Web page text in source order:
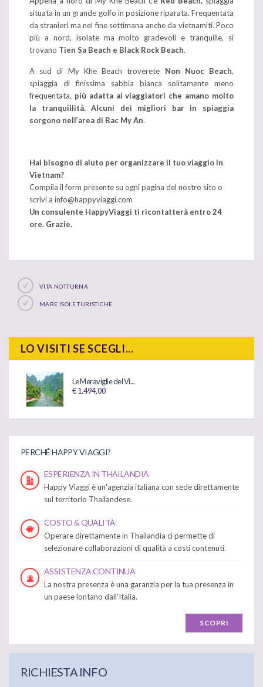
situata in un grande golfo in posizione riparata. Frequentata
da stranieri ma nel fine settimana anche da vietnamiti. Poco
più a nord, isolate ma molto gradevoli e tranquille, si
trovano Tien Sa Beach e Black Rock Beach.
A sud di My Khe Beach troverete Non Nuoc Beach,
spiaggia di finissima sabbia bianca solitamente meno
frequentata, più adatta ai viaggiatori che amano molto
la tranquillità.Alcuni dei migliori bar in spiaggia
sorgono nell’area di Bac My An.
Hai bisogno di aiuto per organizzare il tuo viaggio in
Vietnam?
Compila il form presente su ogni pagina del nostro sito o
scrivi a info@happyviaggi.com
Un consulente HappyViaggi ti ricontatterà entro 24
ore. Grazie.
VITA NOTTURNA
MARE ISOLE TURISTICHE
LO VISITI SE SCEGLI...
Le Meraviglie del Vi...
€ 1.494,00
PERCHÉ HAPPY VIAGGI?
ESPERIENZA IN THAILANDIA
Happy Viaggi è un'agenzia italiana con sede direttamente
sul territorio Thailandese.
COSTO & QUALITÀ
Operare direttamente in Thailandia ci permette di
selezionare collaborazioni di qualità a costi contenuti.
ASSISTENZA CONTINUA
La nostra presenza è una garanzia per la tua presenza in
un paese lontano dall'Italia.
SCOPRI
RICHIESTA INFO